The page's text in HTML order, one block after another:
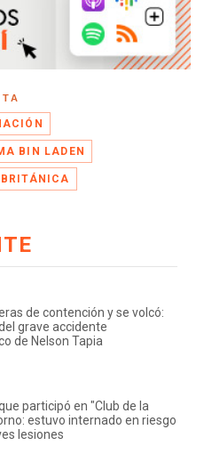
BIN LADEN
de contención y se volcó:
grave accidente
de Nelson Tapia
participó en "Club de la
estuvo internado en riesgo
lesiones